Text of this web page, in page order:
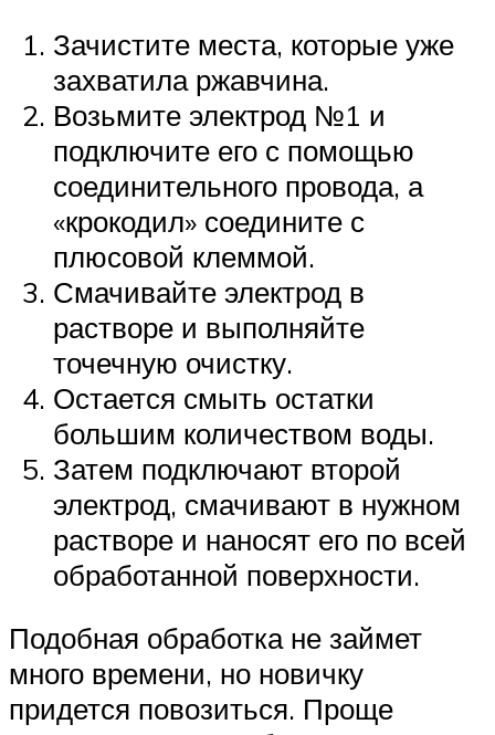
Зачистите места, которые уже
захватила ржавчина.
Возьмите электрод №1 и
подключите его с помощью
соединительного провода, а
«крокодил» соедините с
плюсовой клеммой.
Смачивайте электрод в
растворе и выполняйте
точечную очистку.
Остается смыть остатки
большим количеством воды.
Затем подключают второй
электрод, смачивают в нужном
растворе и наносят его по всей
обработанной поверхности.
Подобная обработка не займет
много времени, но новичку
придется повозиться. Проще